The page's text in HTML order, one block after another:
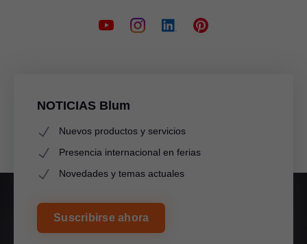
NOTICIAS Blum
Nuevos productos y servicios
Presencia internacional en ferias
Novedades y temas actuales
Suscribirse ahora